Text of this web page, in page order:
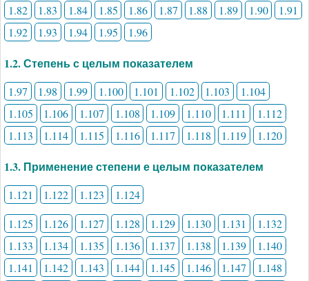
1.82
1.83 1.84 1.85 1.86 1.87 1.88 1.89 1.90
1.91
1.92
1.93 1.94 1.95 1.96
1.2. Степень с целым показателем
1.97 1.98 1.99 1.100 1.101 1.102 1.103
1.104
1.105
1.106 1.107 1.108 1.109 1.110 1.111
1.112
1.113
1.114 1.115 1.116 1.117 1.118 1.119 1.120
1.3. Применение степени е целым показателем
1.121 1.122 1.123
1.124
1.125
1.126 1.127 1.128 1.129 1.130 1.131
1.132
1.133
1.134 1.135 1.136 1.137 1.138 1.139
1.140
1.141
1.142 1.143 1.144 1.145 1.146 1.147
1.148